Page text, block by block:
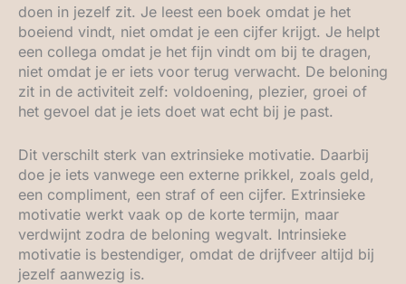
doen in jezelf zit. Je leest een boek omdat je het
boeiend vindt, niet omdat je een cijfer krijgt. Je helpt
een collega omdat je het fijn vindt om bij te dragen,
niet omdat je er iets voor terug verwacht. De beloning
zit in de activiteit zelf: voldoening, plezier, groei of
het gevoel dat je iets doet wat echt bij je past.
Dit verschilt sterk van extrinsieke motivatie. Daarbij
doe je iets vanwege een externe prikkel, zoals geld,
een compliment, een straf of een cijfer. Extrinsieke
motivatie werkt vaak op de korte termijn, maar
verdwijnt zodra de beloning wegvalt. Intrinsieke
motivatie is bestendiger, omdat de drijfveer altijd bij
jezelf aanwezig is.